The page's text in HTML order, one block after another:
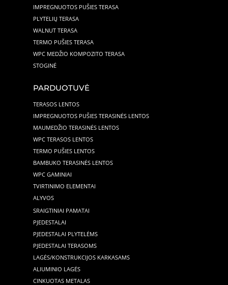
IMPREGNUOTOS PUŠIES TERASA
PLYTELIŲ TERASA
WALNUT TERASA
TERMO PUŠIES TERASA
WPC MEDŽIO KOMPOZITO TERASA
STOGINĖ
PARDUOTUVĖ
TERASOS LENTOS
IMPREGNUOTOS PUŠIES TERASINĖS LENTOS
MAUMEDŽIO TERASINĖS LENTOS
WPC TERASOS LENTOS
TERMO PUŠIES LENTOS
BAMBUKO TERASINĖS LENTOS
WPC GAMINIAI
TVIRTINIMO ELEMENTAI
ALYVOS
SRAIGTINIAI PAMATAI
PJEDESTALAI
PJEDESTALAI PLYTELĖMS
PJEDESTALAI TERASOMS
LAGĖS/KONSTRUKCIJOS KARKASAMS
ALIUMINIO LAGĖS
CINKUOTAS METALAS